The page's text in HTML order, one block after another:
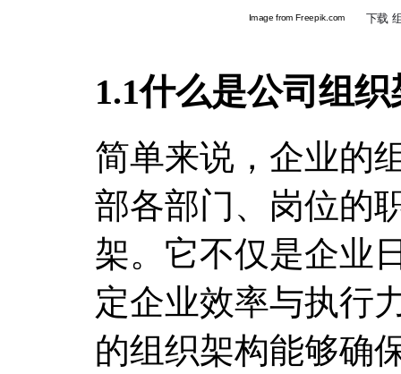
1.1什么是公司组
简单来说，企业的
部各部门、岗位的
架。它不仅是企业
定企业效率与执行
的组织架构能够确